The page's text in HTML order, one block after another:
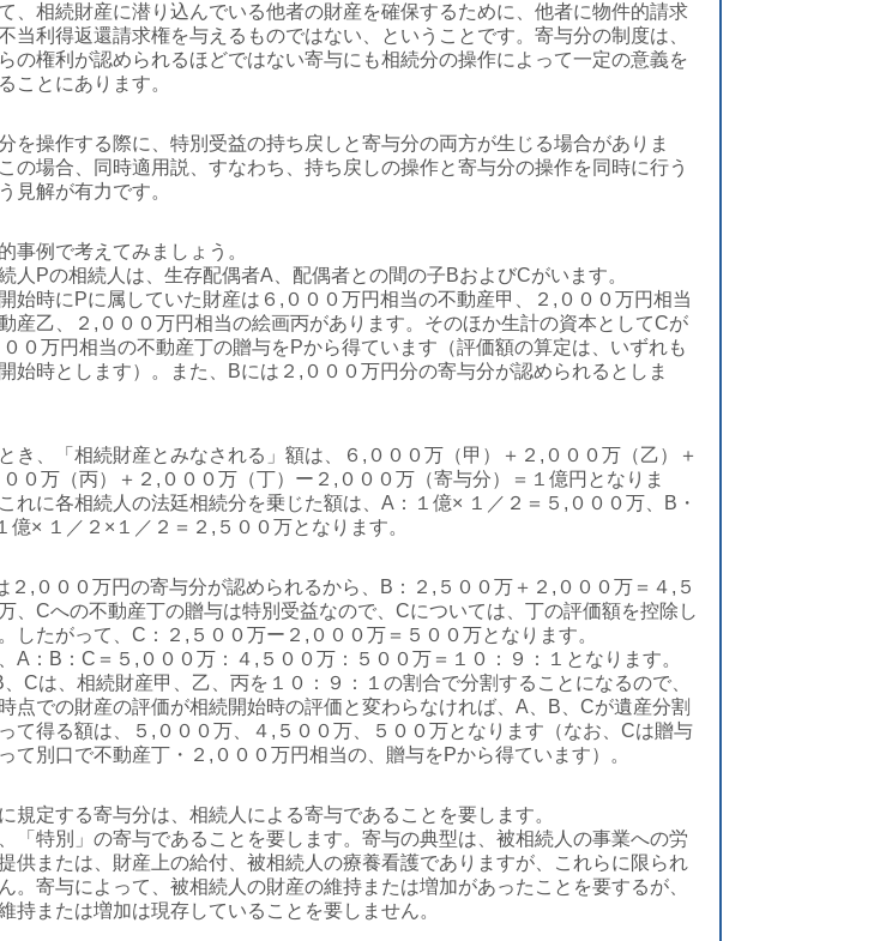
、相続財産に潜り込んでいる他者の財産を確保するために、他者に物件的請求
当利得返還請求権を与えるものではない、ということです。寄与分の制度は、
の権利が認められるほどではない寄与にも相続分の操作によって一定の意義を
ことにあります。
を操作する際に、特別受益の持ち戻しと寄与分の両方が生じる場合がありま
の場合、同時適用説、すなわち、持ち戻しの操作と寄与分の操作を同時に行う
見解が有力です。
事例で考えてみましょう。
人Pの相続人は、生存配偶者A、配偶者との間の子BおよびCがいます。
始時にPに属していた財産は６,０００万円相当の不動産甲、２,０００万円相当
産乙、２,０００万円相当の絵画丙があります。そのほか生計の資本としてCが
００万円相当の不動産丁の贈与をPから得ています（評価額の算定は、いずれも
始時とします）。また、Bには２,０００万円分の寄与分が認められるとしま
き、「相続財産とみなされる」額は、６,０００万（甲）＋２,０００万（乙）＋
００万（丙）＋２,０００万（丁）ー２,０００万（寄与分）＝１億円となりま
れに各相続人の法廷相続分を乗じた額は、A：１億× １／２＝５,０００万、B・
億× １／２×１／２＝２,５００万となります。
２,０００万円の寄与分が認められるから、B：２,５００万＋２,０００万＝４,５
、Cへの不動産丁の贈与は特別受益なので、Cについては、丁の評価額を控除し
したがって、C：２,５００万ー２,０００万＝５００万となります。
A：B：C＝５,０００万：４,５００万：５００万＝１０：９：１となります。
Cは、相続財産甲、乙、丙を１０：９：１の割合で分割することになるので、
点での財産の評価が相続開始時の評価と変わらなければ、A、B、Cが遺産分割
て得る額は、５,０００万、４,５００万、５００万となります（なお、Cは贈与
て別口で不動産丁・２,０００万円相当の、贈与をPから得ています）。
規定する寄与分は、相続人による寄与であることを要します。
「特別」の寄与であることを要します。寄与の典型は、被相続人の事業への労
供または、財産上の給付、被相続人の療養看護でありますが、これらに限られ
。寄与によって、被相続人の財産の維持または増加があったことを要するが、
持または増加は現存していることを要しません。